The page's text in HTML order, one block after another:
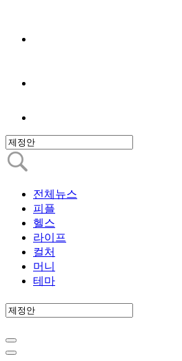
전체뉴스
피플
헬스
라이프
컬처
머니
테마